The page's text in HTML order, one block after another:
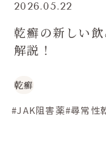
2026.05.22
乾癬の新しい
解説！
乾癬
#JAK阻害薬#尋常性